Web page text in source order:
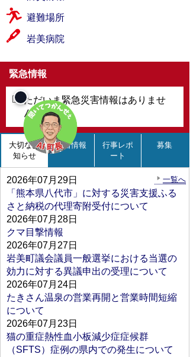
避難場所
岩美病院
緊急情報
ただいま緊急災害情報はありませ
ん。
大切なお
知らせ
新着情報
行事レポ
ート
募集
一覧へ
2026年07月29日
「熊本県八代市」に対する災害支援ふる
さと納税の代理寄附受付について
2026年07月28日
クマ目撃情報
2026年07月27日
岩美町議会議員一般選挙における当選の
効力に対する異議申出の受理について
2026年07月24日
たきさん温泉の営業再開と営業時間短縮
について
2026年07月23日
猫の重症熱性血小板減少症症候群
（SFTS）症例の県内での発生について